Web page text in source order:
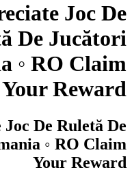
Joc De
De Jucători
◦ RO Claim
Your Reward
De Ruletă De
◦ RO Claim
Your Reward